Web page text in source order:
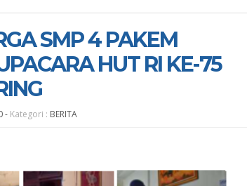
SMP 4 PAKEM
HUT RI KE-75
- Kategori : BERITA